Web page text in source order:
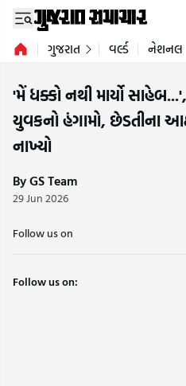
ગુજરાત વર્લ્ડ નેશનલ
'મેં ધક્કો નથી માર્યો
યુવકનો હંગામો, છેડતીના
નાખ્યો
By GS Team
29 Jun 2026
Follow us on
Follow us on: